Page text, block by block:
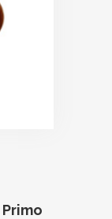
Primo